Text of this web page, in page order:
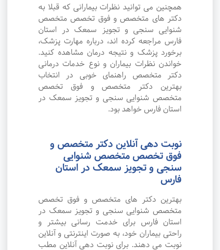
همچنین می توانید نظرات بیمارانی که قبلا به
دکتر های متخصص و فوق تخصص متخصص
شنوایی سنجی و تجویز سمعک در استان
فارس مراجعه کرده اند، درباره مهارت پزشک،
برخورد پزشک و نتیجه درمان مشاهده کنید.
خواندن نظرات بیماران و نوع خدمات درمانی
دکتر متخصص راهنمای خوبی در انتخاب
بهترین دکتر متخصص و فوق تخصص
متخصص شنوایی سنجی و تجویز سمعک در
استان فارس خواهد بود.
نوبت دهی آنلاین دکتر متخصص و
فوق تخصص متخصص شنوایی
سنجی و تجویز سمعک در استان
فارس
بهترین دکتر های متخصص و فوق تخصص
متخصص شنوایی سنجی و تجویز سمعک در
استان فارس برای خدمت رسانی بیشتر و
راحتی بیماران خود، به صورت اینترنتی و آنلاین
نوبت می دهند. برای نوبت دهی آنلاین مطب